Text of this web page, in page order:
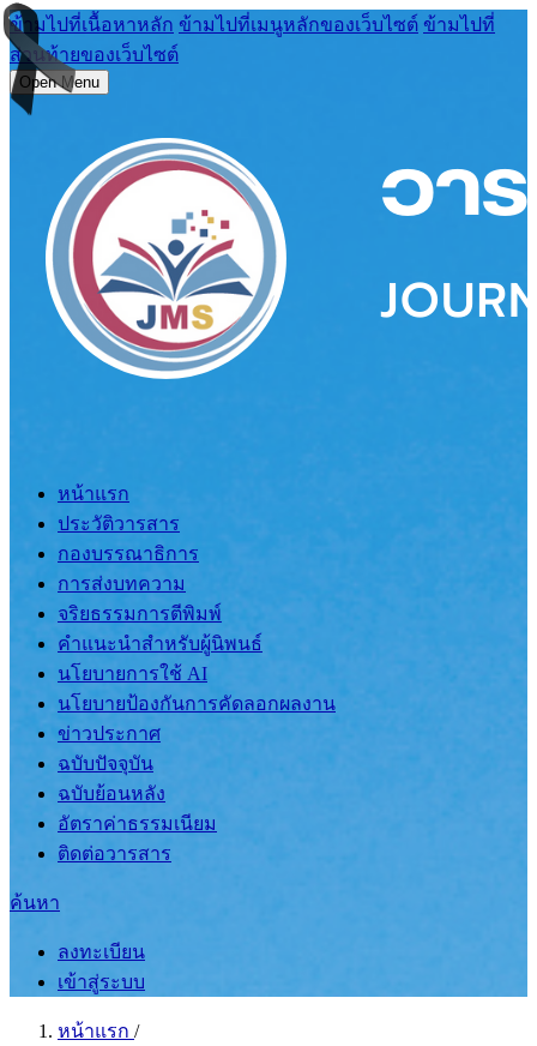
ข้ามไปที่เนื้อหาหลัก ข้ามไปที่เมนูหลักของเว็บไซต์ ข้ามไปที่
ส่วนท้ายของเว็บไซต์
Open Menu
หน้าแรก
ประวัติวารสาร
กองบรรณาธิการ
การส่งบทความ
จริยธรรมการตีพิมพ์
คำแนะนำสำหรับผู้นิพนธ์
นโยบายการใช้ AI
นโยบายป้องกันการคัดลอกผลงาน
ข่าวประกาศ
ฉบับปัจจุบัน
ฉบับย้อนหลัง
อัตราค่าธรรมเนียม
ติดต่อวารสาร
ค้นหา
ลงทะเบียน
เข้าสู่ระบบ
หน้าแรก /